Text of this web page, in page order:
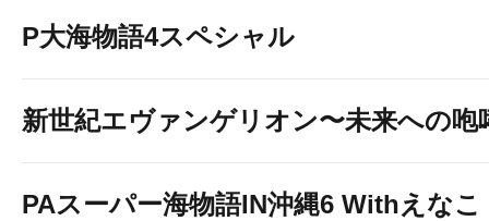
P大海物語4スペシャル
新世紀エヴァンゲリオン〜未来への咆
PAスーパー海物語IN沖縄6 Withえなこ